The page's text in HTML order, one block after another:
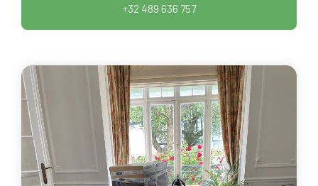
+32 489 636 757